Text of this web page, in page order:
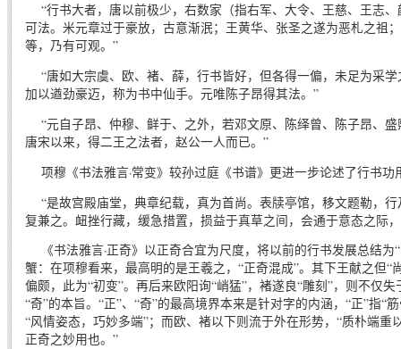
“行书大者，唐以前极少，右数家（指右军、大令、王慈、王志
可法。米元章过于豪放，古意渐泯；王黄华、张圣之遂为恶札之祖
等，乃有可观。”
“唐如大宗虞、欧、褚、薛，行书皆好，但各得一偏，未足为采
加以遒劲豪迈，称为书中仙手。元唯陈子昂得其法。”
“元自子昂、仲穆、鲜于、之外，若邓文原、陈绎曾、陈子昂、盛
唐宋以来，得二王之法者，赵公一人而已。”
项穆《书法雅言·常变》较孙过庭《书谱》更进一步论述了行书功
“是故宫殿庙堂，典章纪载，真为首尚。表牍亭馆，移文题勒，
复兼之。衄挫行藏，缓急措置，损益于真草之间，会通于意态之际
《书法雅言·正奇》以正奇合宜为尺度，将以前的行书发展总结为
蟹：在项穆看来，最高明的是王羲之，“正奇混成”。其下王献之但“
偏颇，此为“初变”。再后来欧阳询“峭猛”，褚遂良“雕刻”，则不仅
“奇”的本旨。“正”、“奇”的最高境界本来是针对字的内涵，“正”指“
“风情姿态，巧妙多端”；而欧、褚以下则流于外在形势，“质朴端重
正奇之妙用也。”